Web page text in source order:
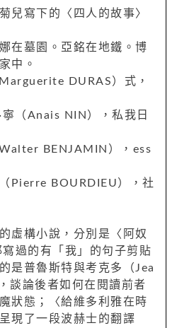
兒寫下的〈四人的故事〉
在墓園。亞銘在地鐵。博
中。
DURAS）式，
（Anais NIN），私我日
BENJAMIN），ess
Pierre BOURDIEU），社
虛構小說，分別是〈阿奴
過的有「我」的句子剪貼
是普魯斯特與考克多（Jea
談論後者如何在閱讀前者
狀態；〈給維多利雅在時
現了一段波赫士的翻譯